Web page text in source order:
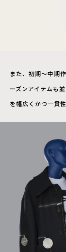
また、初期〜中期
ーズンアイテムも
を幅広くかつ一貫